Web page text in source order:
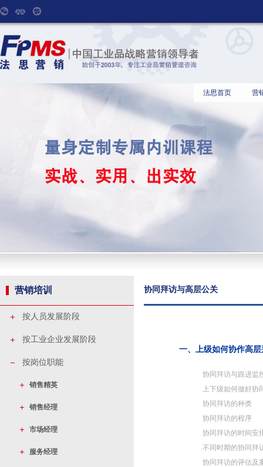
法思首页 营
营销培训
按人员发展阶段
按工业企业发展阶段
按岗位职能
销售精英
销售经理
市场经理
服务经理
协同拜访与高层公关
一、上级如何协作高层
协同拜访与跟进监
上下级如何做好协
协同拜访的种类
协同拜访的程序
协同拜访的时间安
不同时期的协同拜
协同拜访的评估及